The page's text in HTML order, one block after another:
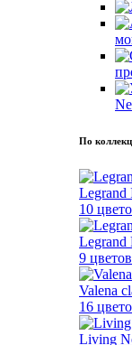
По
Legrand
10
Legrand
9
Valena
16
Living